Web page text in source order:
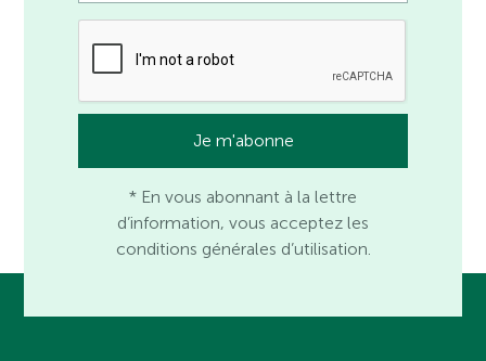
* En vous abonnant à la lettre
d’information, vous acceptez les
conditions générales d’utilisation.